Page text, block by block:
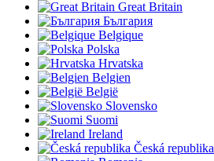
Great Britain
България
Belgique
Polska
Hrvatska
Belgien
België
Slovensko
Suomi
Ireland
Česká republika